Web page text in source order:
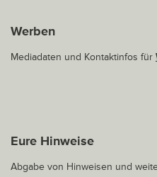
Werben
Mediadaten und Kontaktinfos für
Eure Hinweise
Abgabe von Hinweisen und